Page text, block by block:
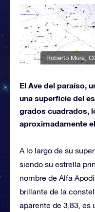
Roberto Mura ,
El Ave del paraíso,
una superficie del
grados cuadrados,
aproximadamente
A lo largo de su
siendo su estrella
nombre de Alfa
brillante de la
aparente de 3,83, es